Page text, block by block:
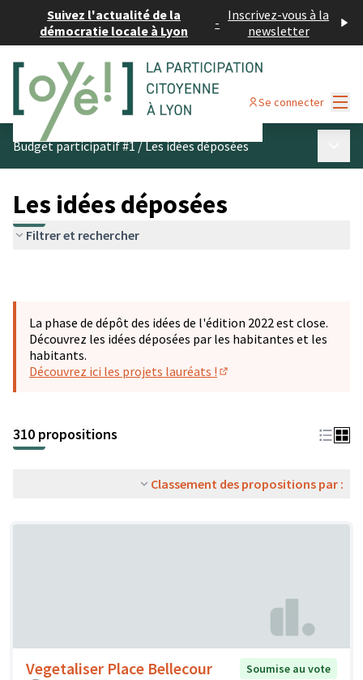
Suivez l'actualité de la
démocratie locale à Lyon
- Inscrivez-vous à la
newsletter
Se connecter
Budget participatif #1/Les idées déposées
Les idées déposées
Filtrer et rechercher
La phase de dépôt des idées de l'édition 2022 est close.
Découvrez les idées déposées par les habitantes et les
habitants.
Découvrez ici les projets lauréats !
310 propositions
Classement des propositions par :
Vegetaliser Place Bellecour
Soumise au vote